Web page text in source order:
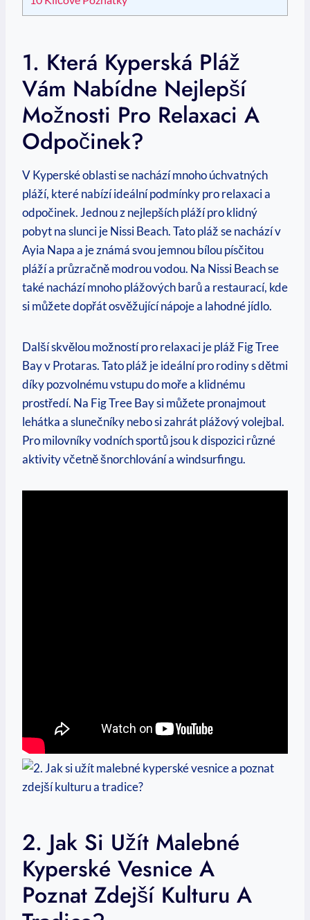
1.‍ Která ⁤kyperská ⁢pláž
Vám Nabídne Nejlepší
Možnosti ​pro Relaxaci A
Odpočinek?
V⁢ Kyperské oblasti se nachází mnoho úchvatných
pláží, které ‌nabízí ideální podmínky pro relaxaci⁢ a
odpočinek. ‌Jednou z nejlepších pláží pro klidný
pobyt‌ na slunci je Nissi Beach. Tato pláž se‌ nachází⁣ v
Ayia Napa a je známá svou jemnou bílou písčitou
pláží a‍ průzračně modrou vodou. ‌Na Nissi Beach se
také nachází mnoho plážových barů ⁤a restaurací, kde
si​ můžete dopřát osvěžující​ nápoje a ​lahodné⁢ jídlo.
Další skvělou možností pro relaxaci je pláž Fig Tree‍
Bay v Protaras. Tato pláž je ideální pro rodiny s dětmi
​díky pozvolnému vstupu do moře a klidnému
prostředí. Na Fig Tree ⁢Bay si můžete pronajmout
lehátka a slunečníky ‍nebo ⁣si ‍zahrát​ plážový volejbal.
Pro milovníky vodních sportů⁣ jsou‍ k dispozici různé
aktivity‌ včetně šnorchlování a windsurfingu.
2. Jak​ Si Užít Malebné
‍kyperské Vesnice​ A⁤
Poznat‍ Zdejší Kulturu ⁢a